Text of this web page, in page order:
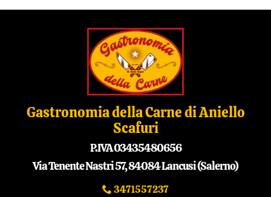
Gastronomia della Carne di Aniello
Scafuri
P.IVA 03435480656
Via Tenente Nastri 57, 84084 Lancusi (Salerno)
3471557237